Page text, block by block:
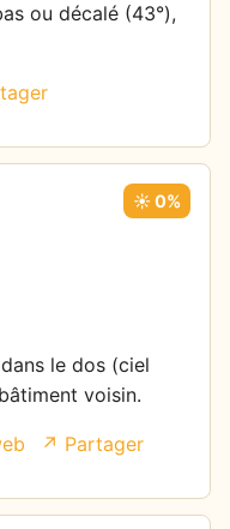
ou décalé (43°),
☀️ 0%
le dos (ciel
voisin.
↗ Partager